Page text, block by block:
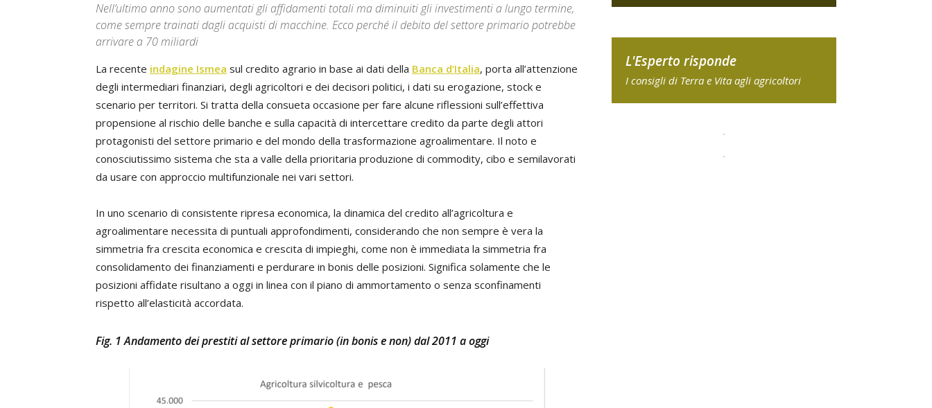
Nell’ultimo anno sono aumentati gli affidamenti totali ma diminuiti gli investimenti a lungo termine,
come sempre trainati dagli acquisti di macchine. Ecco perché il debito del settore primario potrebbe
arrivare a 70 miliardi
La recente indagine Ismea sul credito agrario in base ai dati della Banca d’Italia, porta all’attenzione
degli intermediari finanziari, degli agricoltori e dei decisori politici, i dati su erogazione, stock e
scenario per territori. Si tratta della consueta occasione per fare alcune riflessioni sull’effettiva
propensione al rischio delle banche e sulla capacità di intercettare credito da parte degli attori
protagonisti del settore primario e del mondo della trasformazione agroalimentare. Il noto e
conosciutissimo sistema che sta a valle della prioritaria produzione di commodity, cibo e semilavorati
da usare con approccio multifunzionale nei vari settori.
In uno scenario di consistente ripresa economica, la dinamica del credito all’agricoltura e
agroalimentare necessita di puntuali approfondimenti, considerando che non sempre è vera la
simmetria fra crescita economica e crescita di impieghi, come non è immediata la simmetria fra
consolidamento dei finanziamenti e perdurare in bonis delle posizioni. Significa solamente che le
posizioni affidate risultano a oggi in linea con il piano di ammortamento o senza sconfinamenti
rispetto all’elasticità accordata.
Fig. 1 Andamento dei prestiti al settore primario (in bonis e non) dal 2011 a oggi
L'Esperto risponde
I consigli di Terra e Vita agli agricoltori